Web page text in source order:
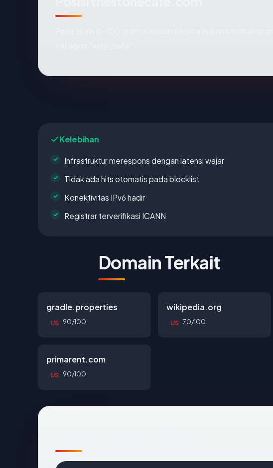
Kelebihan
Infrastruktur merespons dengan latensi wajar
Tidak ada hits otomatis pada blocklist
Konektivitas IPv6 hadir
Registrar terverifikasi ICANN
Domain Terkait
gradle.properties
US 90/100
wikipedia.org
US 70/100
primarent.com
US 90/100